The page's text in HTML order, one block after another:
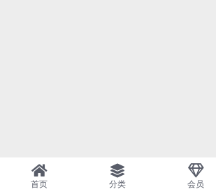
首页 分类 会员